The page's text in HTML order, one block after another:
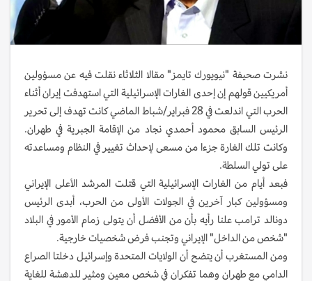
نشرت صحيفة "نيويورك تايمز" مقالا الثلاثاء نقلت فيه عن مسؤولين
أمريكيين قولهم إن إحدى الغارات الإسرائيلية التي استهدفت إيران أثناء
الحرب التي اندلعت في 28 فبراير/شباط الماضي كانت تهدف إلى تحرير
الرئيس السابق محمود أحمدي نجاد من الإقامة الجبرية في طهران.
وكانت تلك الغارة جزءا من مسعى لإحداث تغيير في النظام ومساعدته
على تولي السلطة.
فبعد أيام من الغارات الإسرائيلية التي قتلت المرشد الأعلى الإيراني
ومسؤولين كبار آخرين في الجولات الأولى من الحرب، أبدى الرئيس
دونالد ترامب علنا رأيه بأن من الأفضل أن يتولى زمام الأمور في البلاد
"شخص من الداخل" الإيراني وتجنب فرض شخصيات خارجية.
ومن المستغرب أن يتضح أن الولايات المتحدة وإسرائيل دخلتا الصراع
الدامي مع طهران وهما تفكران في شخص معين ومثير للدهشة للغاية